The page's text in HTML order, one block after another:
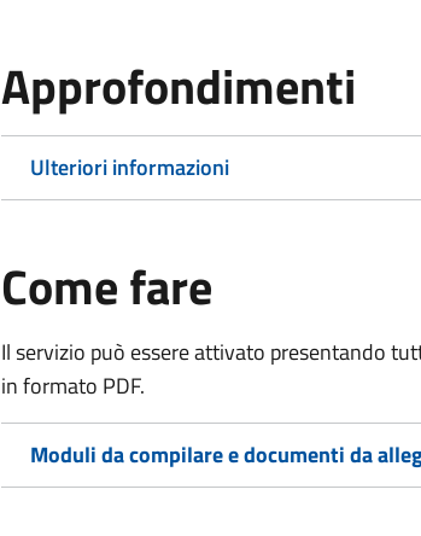
Approfondimenti
Ulteriori informazioni
Come fare
Il servizio può essere attivato presentando
in formato PDF.
Moduli da compilare e documenti da